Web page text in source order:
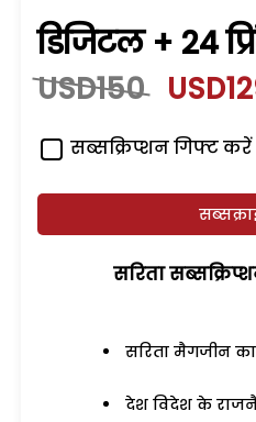
डिजिटल + 24
USD150
सब्सक्रिप्शन गिफ्ट करें
सरिता
सरिता मैगजीन
देश विदेश के